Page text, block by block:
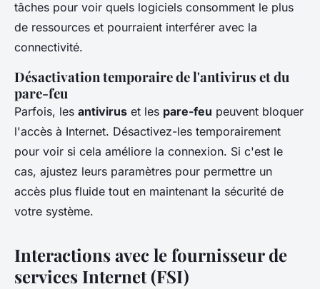
tâches pour voir quels logiciels consomment le plus
de ressources et pourraient interférer avec la
connectivité.
Désactivation temporaire de l'antivirus et du
pare-feu
Parfois, les antivirus et les pare-feu peuvent bloquer
l'accès à Internet. Désactivez-les temporairement
pour voir si cela améliore la connexion. Si c'est le
cas, ajustez leurs paramètres pour permettre un
accès plus fluide tout en maintenant la sécurité de
votre système.
Interactions avec le fournisseur de
services Internet (FSI)